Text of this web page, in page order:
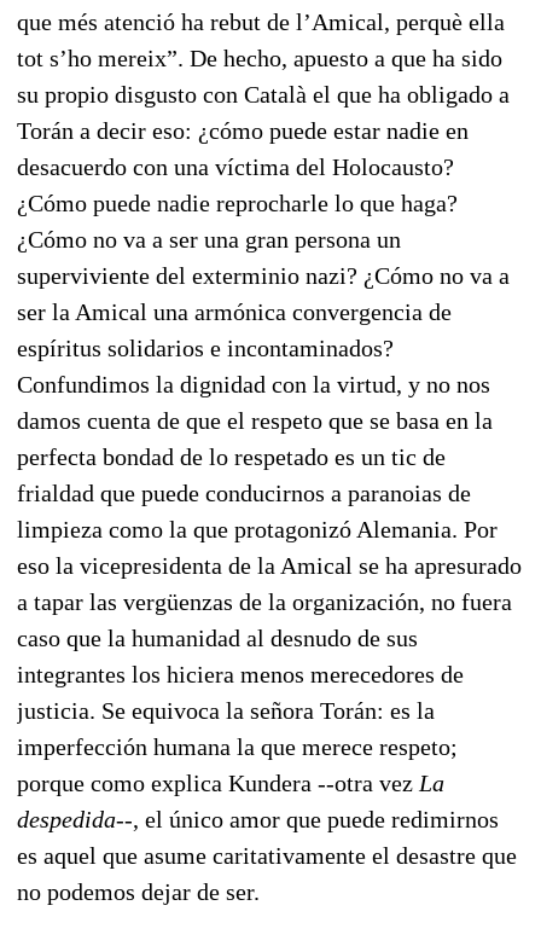
que més atenció ha rebut de l’Amical, perquè ella
tot s’ho mereix”. De hecho, apuesto a que ha sido
su propio disgusto con Català el que ha obligado a
Torán a decir eso: ¿cómo puede estar nadie en
desacuerdo con una víctima del Holocausto?
¿Cómo puede nadie reprocharle lo que haga?
¿Cómo no va a ser una gran persona un
superviviente del exterminio nazi? ¿Cómo no va a
ser la Amical una armónica convergencia de
espíritus solidarios e incontaminados?
Confundimos la dignidad con la virtud, y no nos
damos cuenta de que el respeto que se basa en la
perfecta bondad de lo respetado es un tic de
frialdad que puede conducirnos a paranoias de
limpieza como la que protagonizó Alemania. Por
eso la vicepresidenta de la Amical se ha apresurado
a tapar las vergüenzas de la organización, no fuera
caso que la humanidad al desnudo de sus
integrantes los hiciera menos merecedores de
justicia. Se equivoca la señora Torán: es la
imperfección humana la que merece respeto;
porque como explica Kundera --otra vez La
despedida--, el único amor que puede redimirnos
es aquel que asume caritativamente el desastre que
no podemos dejar de ser.